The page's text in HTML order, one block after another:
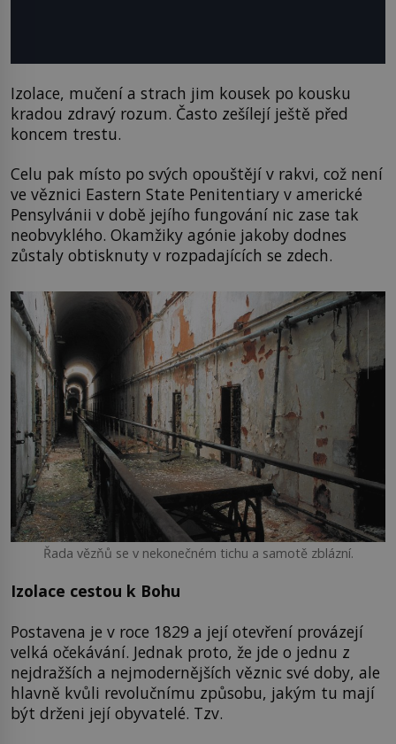
Izolace, mučení a strach jim kousek po kousku
kradou zdravý rozum. Často zešílejí ještě před
koncem trestu.
Celu pak místo po svých opouštějí v rakvi, což není
ve věznici Eastern State Penitentiary v americké
Pensylvánii v době jejího fungování nic zase tak
neobvyklého. Okamžiky agónie jakoby dodnes
zůstaly obtisknuty v rozpadajících se zdech.
Řada vězňů se v nekonečném tichu a samotě zblázní.
Izolace cestou k Bohu
Postavena je v roce 1829 a její otevření provázejí
velká očekávání. Jednak proto, že jde o jednu z
nejdražších a nejmodernějších věznic své doby, ale
hlavně kvůli revolučnímu způsobu, jakým tu mají
být drženi její obyvatelé. Tzv.